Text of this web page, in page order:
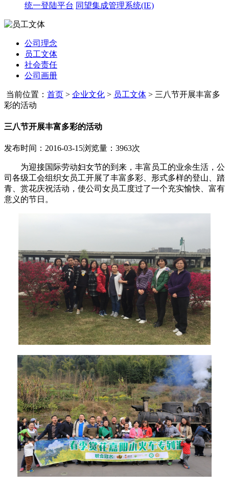
统一登陆平台 同望集成管理系统(IE)
公司理念
员工文体
社会责任
公司画册
当前位置： 首页 > 企业文化 > 员工文体 > 三八节开展丰富多
彩的活动
三八节开展丰富多彩的活动
发布时间：2016-03-15浏览量：3963次
为迎接国际劳动妇女节的到来，丰富员工的业余生活，公
司各级工会组织女员工开展了丰富多彩、形式多样的登山、踏
青、赏花庆祝活动，使公司女员工度过了一个充实愉快、富有
意义的节日。